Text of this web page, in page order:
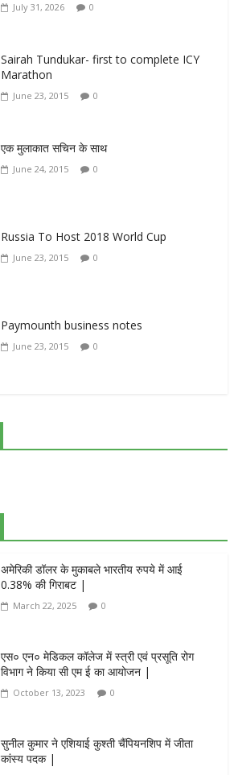
July 31, 2026 0
Sairah Tundukar- first to complete ICY
Marathon
June 23, 2015 0
एक मुलाकात सचिन के साथ
June 24, 2015 0
Russia To Host 2018 World Cup
June 23, 2015 0
Paymounth business notes
June 23, 2015 0
अमेरिकी डॉलर के मुकाबले भारतीय रुपये में आई
0.38% की गिराबट |
March 22, 2025 0
एस० एन० मेडिकल कॉलेज में स्त्री एवं प्रसूति रोग
विभाग ने किया सी एम ई का आयोजन |
October 13, 2023 0
सुनील कुमार ने एशियाई कुश्ती चैंपियनशिप में जीता
कांस्य पदक |